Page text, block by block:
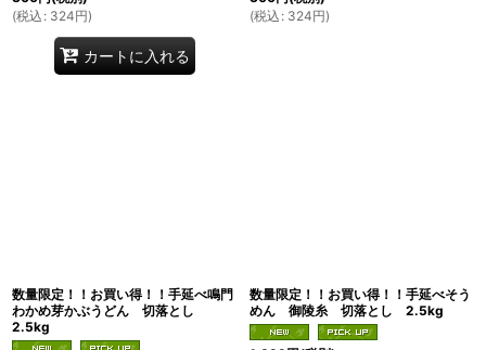
(税込 : 324円)
カートに入れる
(税込 : 324円)
数量限定！！お買い得！！手延べ鳴門
わかめ芽かぶうどん 切落とし
2.5kg
数量限定！！お買い得！！手延べそう
めん 御陵糸 切落とし 2.5kg